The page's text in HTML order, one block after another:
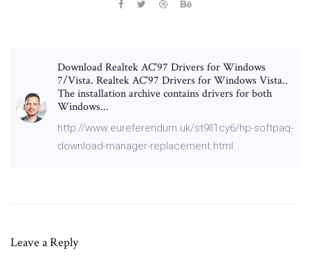
Download Realtek AC'97 Drivers for Windows
7/Vista. Realtek AC'97 Drivers for Windows Vista..
The installation archive contains drivers for both
Windows...
http://www.eureferendum.uk/st9ll1cy6/hp-softpaq-
download-manager-replacement.html
Leave a Reply